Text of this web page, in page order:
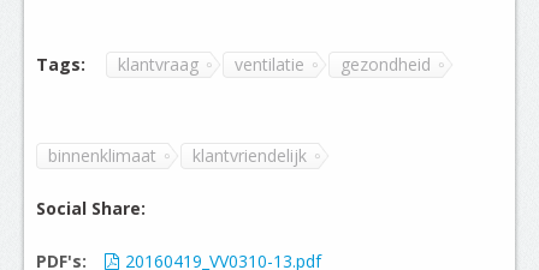
Tags: klantvraag ventilatie gezondheid
binnenklimaat klantvriendelijk
Social Share:
PDF's: 20160419_VV0310-13.pdf